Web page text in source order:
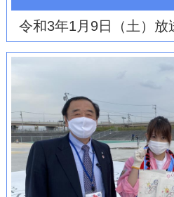
令和3年1月9日（土）放